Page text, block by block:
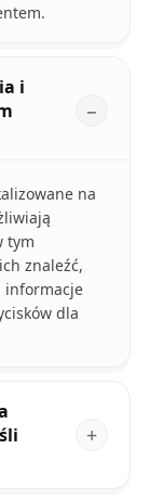
i
na
tym
znaleźć,
informacje
dla